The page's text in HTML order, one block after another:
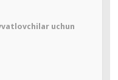
uchun